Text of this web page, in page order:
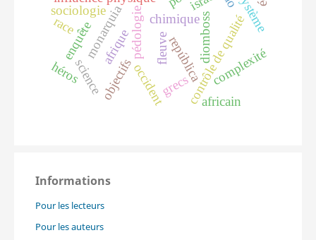
chimique
fleuve diomboss
pédologie contrôle de qualité
monarquia república
afrique
objectifsoccident
sociologie système
complexité
science
africain
enquête
race
héros grecs
Informations
Pour les lecteurs
Pour les auteurs